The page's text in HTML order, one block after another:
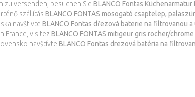
zu versenden, besuchen Sie BLANCO Fontas
szállítás BLANCO FONTAS mosogató csaptelep,
navštivte BLANCO Fontas dřezová baterie na filtrovanou
France, visitez BLANCO FONTAS mitigeur gris rocher/
navštívte BLANCO Fontas drezová batéria na